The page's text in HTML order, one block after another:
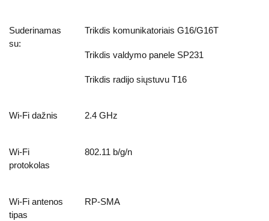
Suderinamas
su:
Trikdis komunikatoriais G16/G16T
Trikdis valdymo panele SP231
Trikdis radijo siųstuvu T16
Wi-Fi dažnis 2.4 GHz
Wi-Fi
protokolas
802.11 b/g/n
Wi-Fi antenos
tipas
RP-SMA